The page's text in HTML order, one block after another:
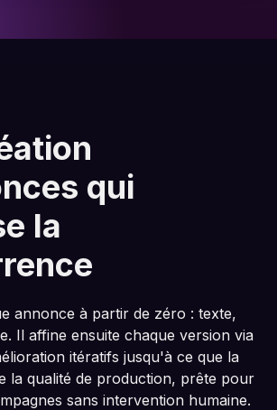
qui
la
annonce à partir de zéro : texte,
Il affine ensuite chaque version via
itératifs jusqu'à ce que la
la qualité de production, prête pour
sans intervention humaine.